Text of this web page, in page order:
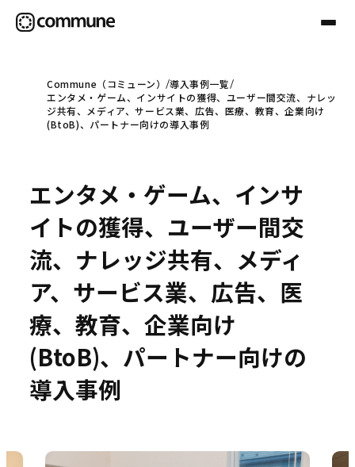
Communeについて
事例
お役立ち情報
Commune（コミューン）
導入事例一覧
エンタメ・ゲーム、インサイトの獲得、ユーザー間交流、ナレッ
ジ共有、メディア、サービス業、広告、医療、教育、企業向け
(BtoB)、パートナー向けの導入事例
エンタメ・ゲーム、インサ
イトの獲得、ユーザー間交
流、ナレッジ共有、メディ
ア、サービス業、広告、医
療、教育、企業向け
(BtoB)、パートナー向けの
導入事例